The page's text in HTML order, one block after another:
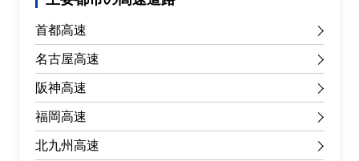
首都高速
名古屋高速
阪神高速
福岡高速
北九州高速